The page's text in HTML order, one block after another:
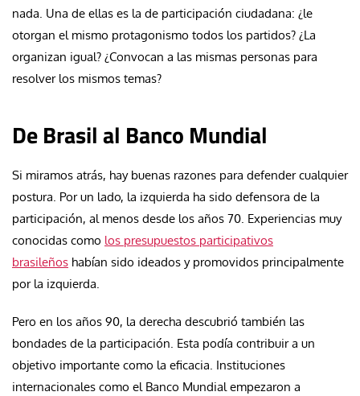
nada. Una de ellas es la de participación ciudadana: ¿le
otorgan el mismo protagonismo todos los partidos? ¿La
organizan igual? ¿Convocan a las mismas personas para
resolver los mismos temas?
De Brasil al Banco Mundial
Si miramos atrás, hay buenas razones para defender cualquier
postura. Por un lado, la izquierda ha sido defensora de la
participación, al menos desde los años 70. Experiencias muy
conocidas como los presupuestos participativos
brasileños habían sido ideados y promovidos principalmente
por la izquierda.
Pero en los años 90, la derecha descubrió también las
bondades de la participación. Esta podía contribuir a un
objetivo importante como la eficacia. Instituciones
internacionales como el Banco Mundial empezaron a